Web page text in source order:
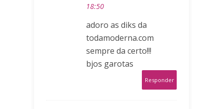
18:50
adoro as diks da
todamoderna.com
sempre da certo!!!
bjos garotas
Responder